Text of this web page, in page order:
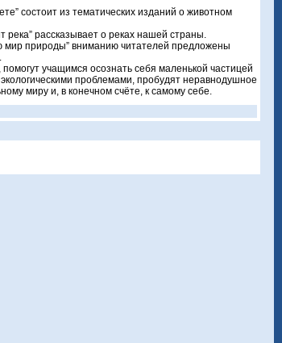
состоит из тематических изданий о животном
река” рассказывает о реках нашей страны.
мир природы” вниманию читателей предложены
учащимся осознать себя маленькой частицей
проблемами, пробудят неравнодушное
миру и, в конечном счёте, к самому себе.